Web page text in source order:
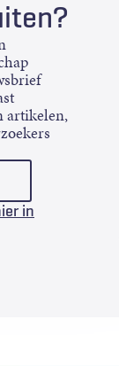
artikelen,
in